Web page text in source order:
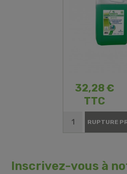
32,28 €
TTC
RUPTURE
Inscrivez-vous à